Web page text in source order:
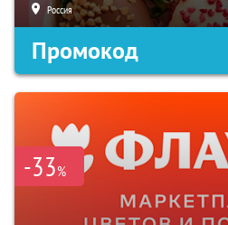
Россия
Промокод
-33%